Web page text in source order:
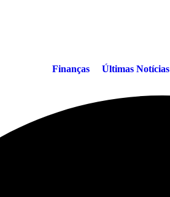
Finanças Últimas Notícias